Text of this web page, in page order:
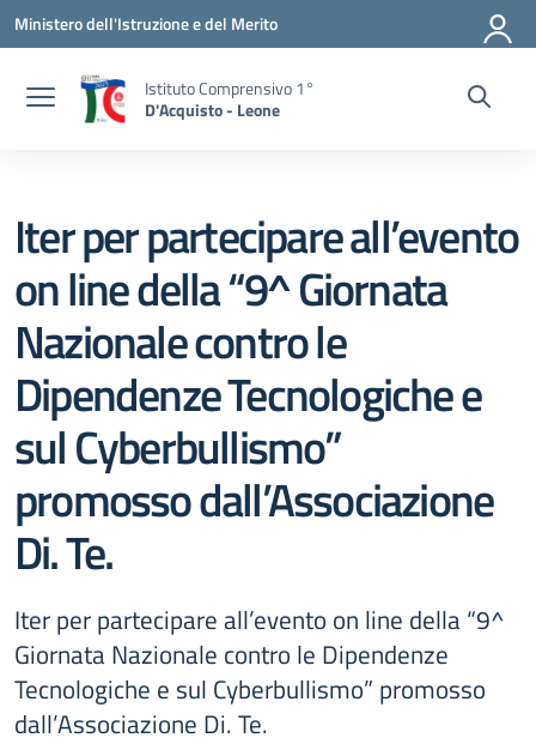
Vai ai contenuti
Vai al menu di navigazione
Vai al footer
Ministero dell'Istruzione e del Merito
Istituto Comprensivo 1°
D'Acquisto - Leone
Iter per partecipare all’evento
on line della “9^ Giornata
Nazionale contro le
Dipendenze Tecnologiche e
sul Cyberbullismo”
promosso dall’Associazione
Di. Te.
Iter per partecipare all’evento on line della “9^
Giornata Nazionale contro le Dipendenze
Tecnologiche e sul Cyberbullismo” promosso
dall’Associazione Di. Te.